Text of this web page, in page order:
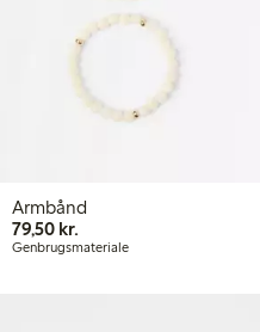
Armbånd
79,50 kr.
Genbrugsmateriale